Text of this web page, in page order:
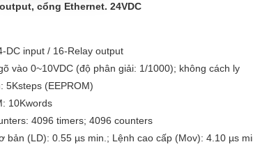
cổng Ethernet. 24VDC
DC input / 16-Relay output
vào 0~10VDC (độ phân giải: 1/1000); không cách ly
5Ksteps (EEPROM)
10Kwords
4096 timers; 4096 counters
bản (LD): 0.55 µs min.; Lệnh cao cấp (Mov): 4.10 µs